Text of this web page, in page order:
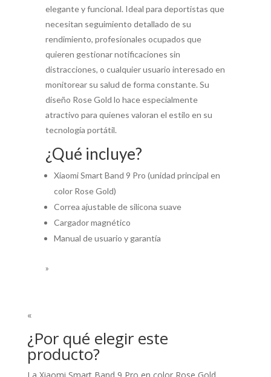
elegante y funcional. Ideal para deportistas que
necesitan seguimiento detallado de su
rendimiento, profesionales ocupados que
quieren gestionar notificaciones sin
distracciones, o cualquier usuario interesado en
monitorear su salud de forma constante. Su
diseño Rose Gold lo hace especialmente
atractivo para quienes valoran el estilo en su
tecnología portátil.
¿Qué incluye?
Xiaomi Smart Band 9 Pro (unidad principal en
color Rose Gold)
Correa ajustable de silicona suave
Cargador magnético
Manual de usuario y garantía
»
«
¿Por qué elegir este
producto?